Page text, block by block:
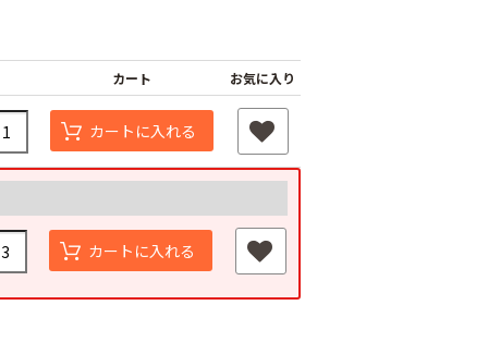
カート お気に入り
カートに入れる
カートに入れる